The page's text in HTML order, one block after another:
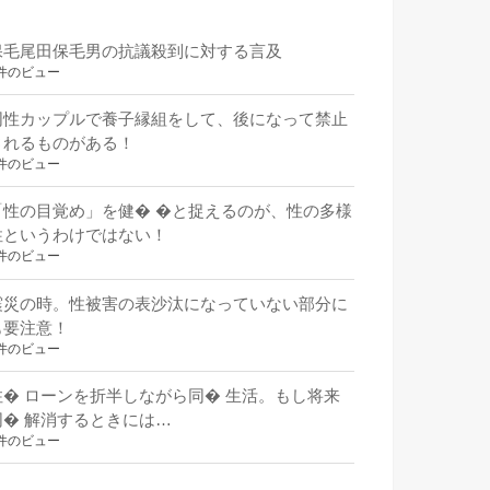
毛尾田保毛男の抗議殺到に対する言及
のビュー
性カップルで養子縁組をして、後になって禁止
れるものがある！
のビュー
性の目覚め」を健� �と捉えるのが、性の多様
いうわけではない！
のビュー
災の時。性被害の表沙汰になっていない部分に
要注意！
のビュー
� ローンを折半しながら同� 生活。もし将来
� 解消するときには…
のビュー